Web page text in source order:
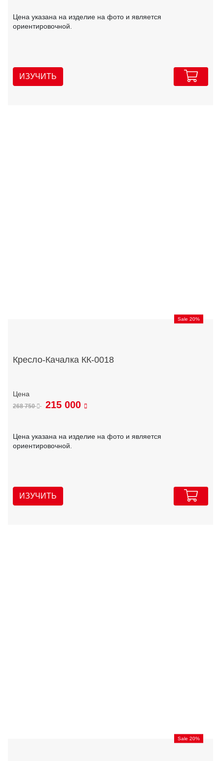
Цена указана на изделие на фото и является
ориентировочной.
ИЗУЧИТЬ
Sale 20%
Кресло-Качалка КК-0018
268 750 215 000
Цена указана на изделие на фото и является
ориентировочной.
ИЗУЧИТЬ
Sale 20%